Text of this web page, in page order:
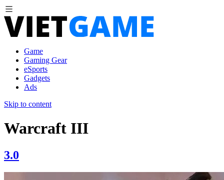
Game
Gaming Gear
eSports
Gadgets
Ads
Skip to content
Warcraft III
3.0